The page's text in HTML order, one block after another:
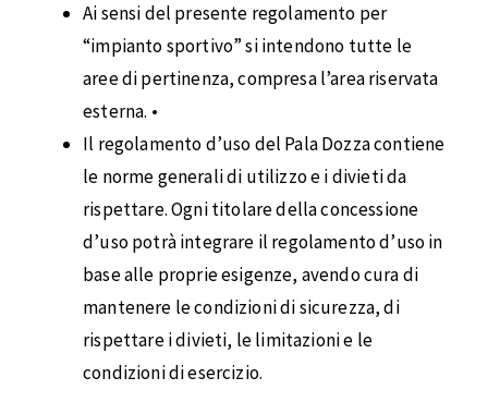
Ai sensi del presente regolamento per
“impianto sportivo” si intendono tutte le
aree di pertinenza, compresa l’area riservata
esterna. •
Il regolamento d’uso del Pala Dozza contiene
le norme generali di utilizzo e i divieti da
rispettare. Ogni titolare della concessione
d’uso potrà integrare il regolamento d’uso in
base alle proprie esigenze, avendo cura di
mantenere le condizioni di sicurezza, di
rispettare i divieti, le limitazioni e le
condizioni di esercizio.